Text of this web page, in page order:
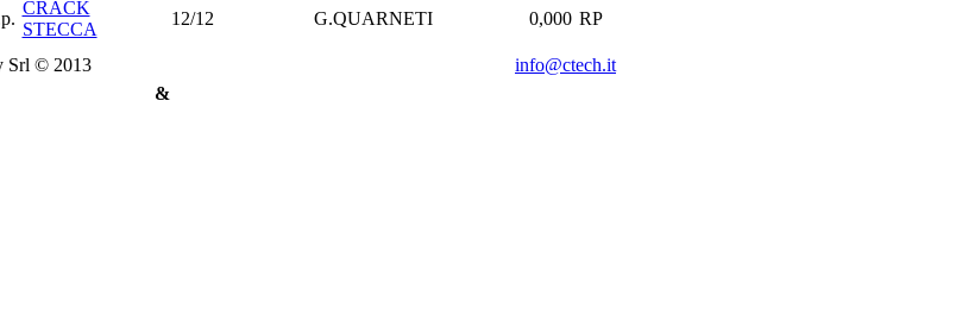
CRACK
STECCA
12/12 G.QUARNETI 0,000 RP
Srl © 2013
info@ctech.it
&